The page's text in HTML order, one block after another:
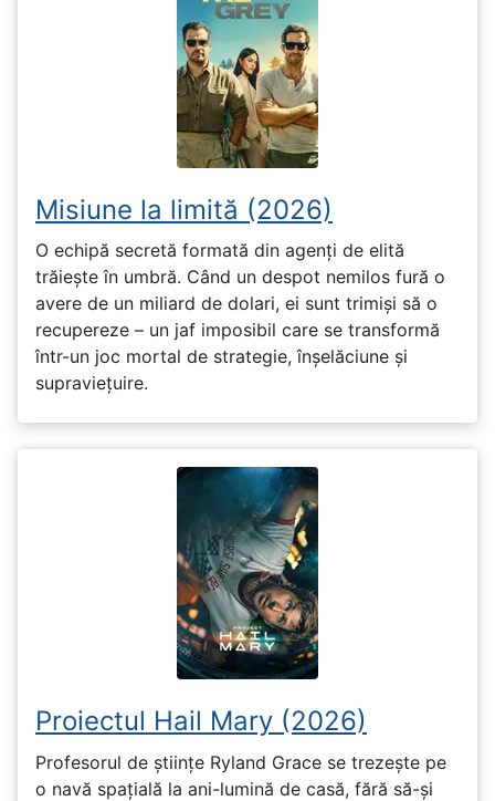
Misiune la limită (2026)
O echipă secretă formată din agenți de elită
trăiește în umbră. Când un despot nemilos fură o
avere de un miliard de dolari, ei sunt trimiși să o
recupereze – un jaf imposibil care se transformă
într-un joc mortal de strategie, înșelăciune și
supraviețuire.
Proiectul Hail Mary (2026)
Profesorul de științe Ryland Grace se trezește pe
o navă spațială la ani-lumină de casă, fără să-și